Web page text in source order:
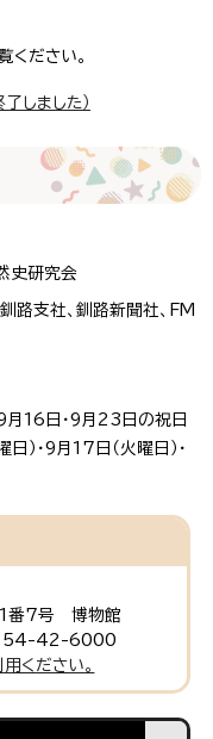
ください。
しました）
史研究会
路支社、釧路新聞社、FM
月16日・9月23日の祝日
）・9月17日（火曜日）・
番7号 博物館
42-6000
ください。